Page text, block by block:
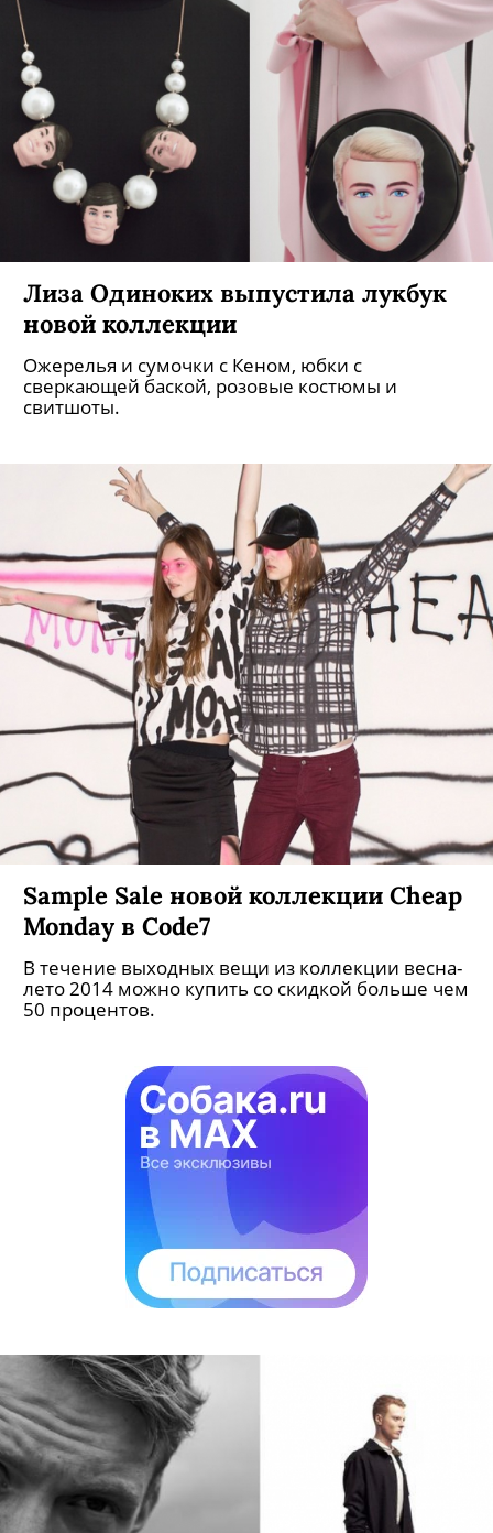
Лиза Одиноких выпустила лукбук
новой коллекции
Ожерелья и сумочки с Кеном, юбки с
сверкающей баской, розовые костюмы и
свитшоты.
Sample Sale новой коллекции Cheap
Monday в Code7
В течение выходных вещи из коллекции весна-
лето 2014 можно купить со скидкой больше чем
50 процентов.